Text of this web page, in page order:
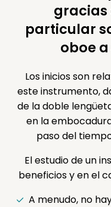
particular
oboe
Los inicios son
este instrumento,
de la doble
en la
paso del
El estudio de un
beneficios y en el
A menudo, no